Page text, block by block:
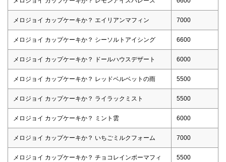
メロジョイ カップケーキか？ エイリアンマフィン 7000
メロジョイ カップケーキか？ シーソルトアイシング 6600
メロジョイ カップケーキか？ ドールハウスデザート 6000
メロジョイ カップケーキか？ レッドベルベットの雨 5500
メロジョイ カップケーキか？ ライラックミスト 5500
メロジョイ カップケーキか？ ミント雲 6000
メロジョイ カップケーキか？ いちごミルクフォーム 7000
メロジョイ カップケーキか？ チョコレインボーマフィ
5500